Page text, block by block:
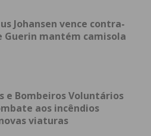
Penafiel promoveu
e educativas,
Johansen vence contra-
Guerin mantém camisola
e Bombeiros Voluntários
aos incêndios
viaturas